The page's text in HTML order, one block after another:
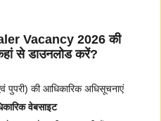
Vacancy 2026 की
से डाउनलोड करें?
पुपरी) की आधिकारिक अधिसूचनाएं
वेबसाइट